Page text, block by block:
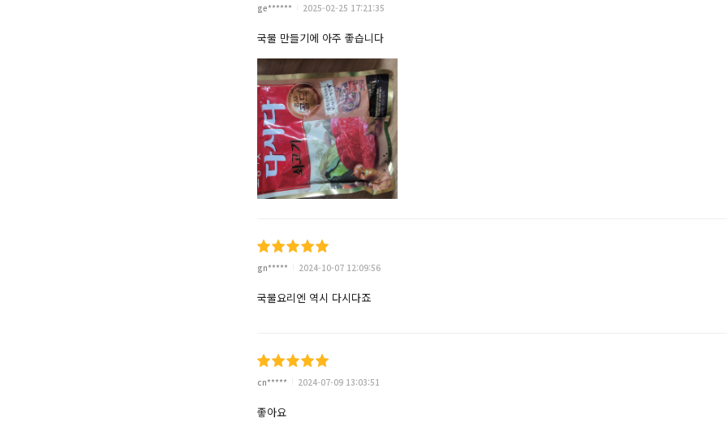
ge****** 2025-02-25 17:21:35
국물 만들기에 아주 좋습니다
gn***** 2024-10-07 12:09:56
국물요리엔 역시 다시다죠
cn***** 2024-07-09 13:03:51
좋아요